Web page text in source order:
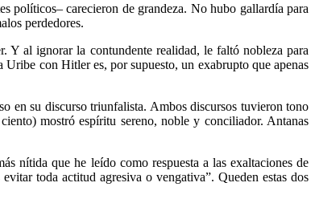
políticos– carecieron de grandeza. No hubo gallardía para
perdedores.
Y al ignorar la contundente realidad, le faltó nobleza para
con Hitler es, por supuesto, un exabrupto que apenas
en su discurso triunfalista. Ambos discursos tuvieron tono
mostró espíritu sereno, noble y conciliador. Antanas
nítida que he leído como respuesta a las exaltaciones de
toda actitud agresiva o vengativa”. Queden estas dos